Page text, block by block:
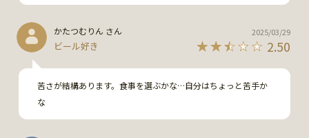
かたつむりん さん
ビール好き 2.50
2025/03/29
苦さが結構あります。食事を選ぶかな…自分はちょっと苦手か
な